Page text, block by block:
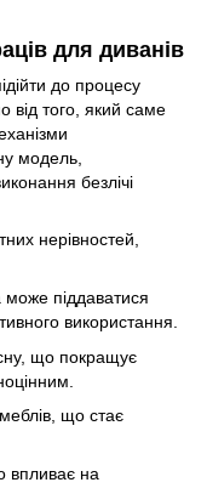
для диванів
до процесу
від того, який саме
модель,
безлічі
нерівностей,
може піддаватися
використання.
що покращує
що стає
впливає на